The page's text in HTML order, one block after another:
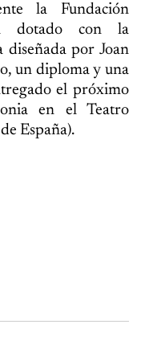
la Fundación
dotado con la
diseñada por Joan
un diploma y una
el próximo
en el Teatro
España).